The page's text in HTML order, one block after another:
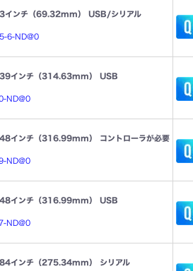
インチ（69.32mm） USB/シリアル
6-ND@0
インチ（314.63mm） USB
ND@0
インチ（316.99mm） コントローラが必要
ND@0
インチ（316.99mm） USB
ND@0
インチ（275.34mm） シリアル